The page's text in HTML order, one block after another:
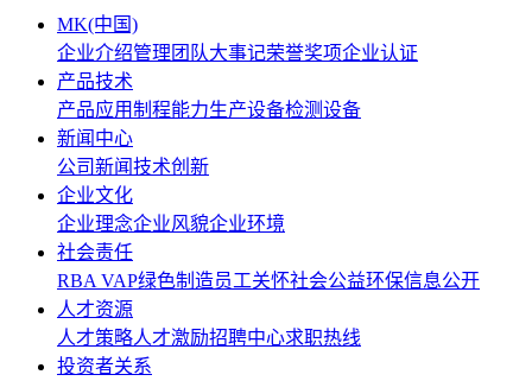
MK(中国)
企业介绍管理团队大事记荣誉奖项企业认证
产品技术
产品应用制程能力生产设备检测设备
新闻中心
公司新闻技术创新
企业文化
企业理念企业风貌企业环境
社会责任
RBA VAP绿色制造员工关怀社会公益环保信息公开
人才资源
人才策略人才激励招聘中心求职热线
投资者关系